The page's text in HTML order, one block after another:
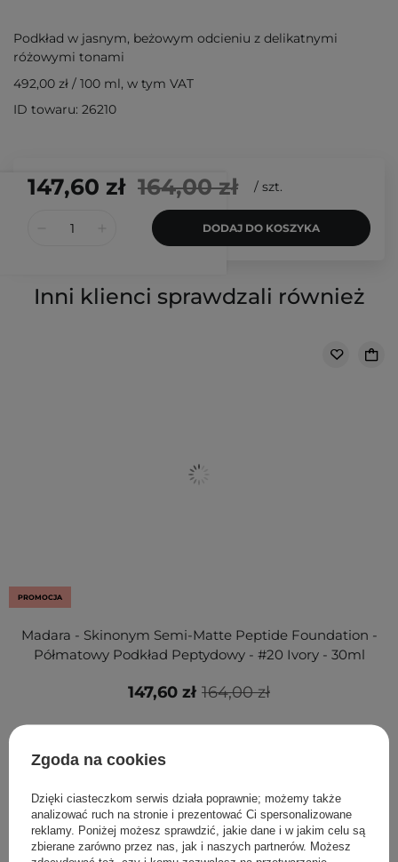
147,60 zł 164,00 zł / szt.
DODAJ DO KOSZYKA
Podkład w jasnym, beżowym odcieniu z delikatnymi
różowymi tonami
492,00 zł / 100 ml, w tym VAT
ID towaru: 26210
Inni klienci sprawdzali również
PROMOCJA
Madara - Skinonym Semi-Matte Peptide Foundation -
Półmatowy Podkład Peptydowy - #20 Ivory - 30ml
164,00 zł
147,60 zł
kupili również
Zgoda na cookies
Dzięki ciasteczkom serwis działa poprawnie; możemy także
analizować ruch na stronie i prezentować Ci spersonalizowane
reklamy. Poniżej możesz sprawdzić, jakie dane i w jakim celu są
zbierane zarówno przez nas, jak i naszych partnerów. Możesz